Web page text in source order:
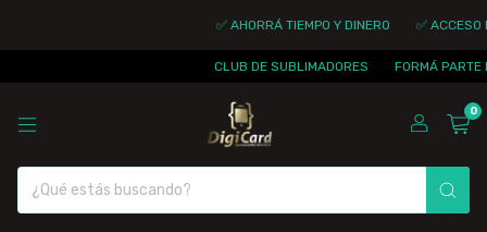
✅ AHORRÁ TIEMPO Y DINERO ✅ ACCESO
CLUB DE SUBLIMADORES FORMÁ PARTE
0